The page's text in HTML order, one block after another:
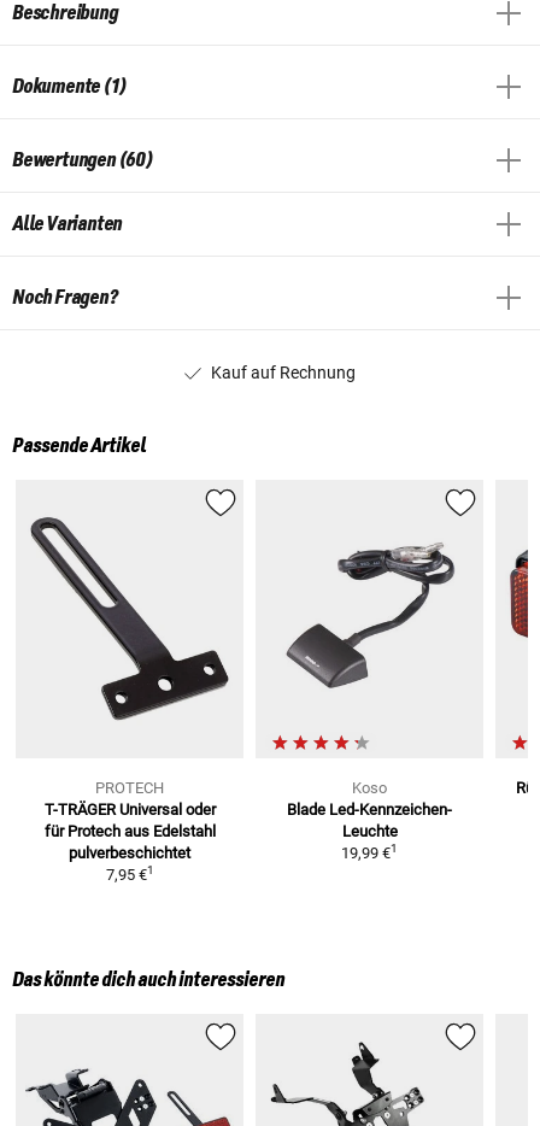
Beschreibung
Dokumente (1)
Bewertungen (60)
Alle Varianten
Noch Fragen?
Kauf auf Rechnung
Passende Artikel
PROTECH
T-TRÄGER Universal oder
für Protech aus Edelstahl
pulverbeschichtet
7,95 €1
Koso
Blade Led-Kennzeichen-
Leuchte
19,99 €1
Das könnte dich auch interessieren